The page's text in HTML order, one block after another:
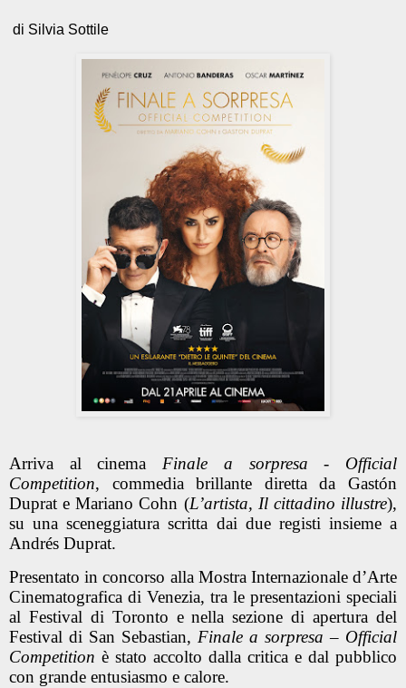
di Silvia Sottile
Arriva al cinema Finale a sorpresa - Official
Competition, commedia brillante diretta da Gastón
Duprat e Mariano Cohn (L’artista, Il cittadino illustre),
su una sceneggiatura scritta dai due registi insieme a
Andrés Duprat.
Presentato in concorso alla Mostra Internazionale d’Arte
Cinematografica di Venezia, tra le presentazioni speciali
al Festival di Toronto e nella sezione di apertura del
Festival di San Sebastian, Finale a sorpresa – Official
Competition è stato accolto dalla critica e dal pubblico
con grande entusiasmo e calore.